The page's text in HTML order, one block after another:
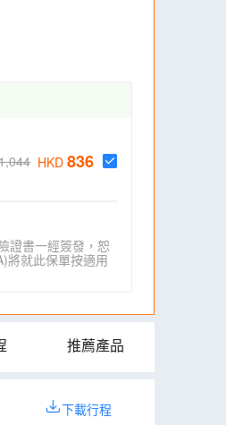
HKD 836
證書一經簽發，恕
將就此保單按適用
推薦產品
下載行程